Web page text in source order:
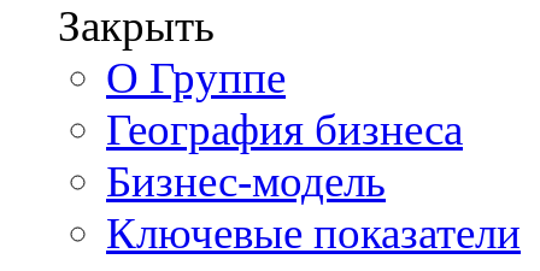
Закрыть
О Группе
География бизнеса
Бизнес-модель
Ключевые показатели